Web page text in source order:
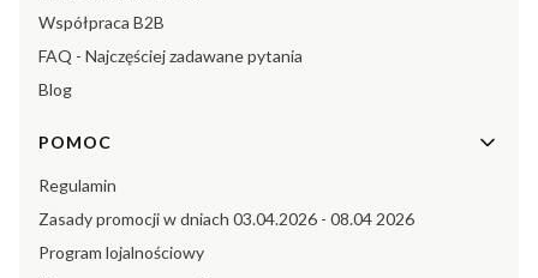
Współpraca B2B
FAQ - Najczęściej zadawane pytania
Blog
POMOC
Regulamin
Zasady promocji w dniach 03.04.2026 - 08.04 2026
Program lojalnościowy